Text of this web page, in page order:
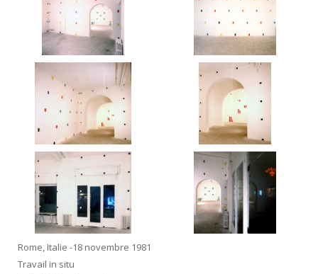
Rome, Italie -18 novembre 1981
Travail in situ